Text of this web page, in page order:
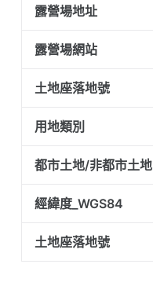
露營場地址
露營場網站
土地座落地號
用地類別
都市土地/非都市土地
經緯度_WGS84
土地座落地號